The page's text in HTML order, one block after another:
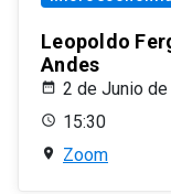
Leopoldo
Andes
2 de Junio de
15:30
Zoom